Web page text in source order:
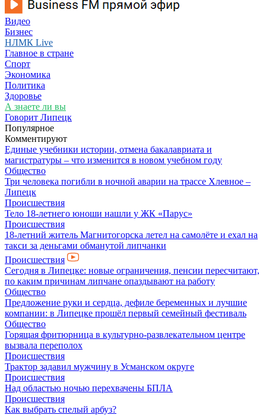
Видео
Бизнес
НЛМК Live
Главное в стране
Спорт
Экономика
Политика
Здоровье
А знаете ли вы
Говорит Липецк
Популярное
Комментируют
Единые учебники истории, отмена бакалавриата и
магистратуры – что изменится в новом учебном году
Общество
Три человека погибли в ночной аварии на трассе Хлевное –
Липецк
Происшествия
Тело 18-летнего юноши нашли у ЖК «Парус»
Происшествия
18-летний житель Магнитогорска летел на самолёте и ехал на
такси за деньгами обманутой липчанки
Происшествия
Сегодня в Липецке: новые ограничения, пенсии пересчитают,
по каким причинам липчане опаздывают на работу
Общество
Предложение руки и сердца, дефиле беременных и лучшие
компании: в Липецке прошёл первый семейный фестиваль
Общество
Горящая фритюрница в культурно-развлекательном центре
вызвала переполох
Происшествия
Трактор задавил мужчину в Усманском округе
Происшествия
Над областью ночью перехвачены БПЛА
Происшествия
Как выбрать спелый арбуз?